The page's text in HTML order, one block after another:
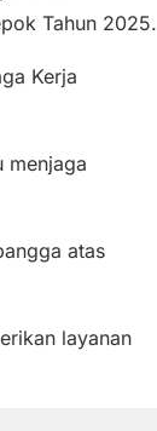
Tahun 2025.
Kerja
menjaga
atas
layanan